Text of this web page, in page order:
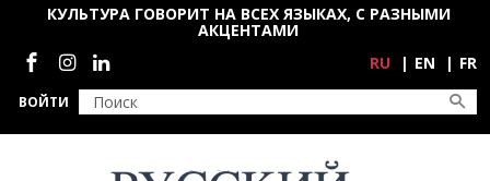
Перейти к основному содержанию
ВОЙТИ
КУЛЬТУРА ГОВОРИТ НА ВСЕХ ЯЗЫКАХ, С РАЗНЫМИ
АКЦЕНТАМИ
Социальные сети
RU EN FR